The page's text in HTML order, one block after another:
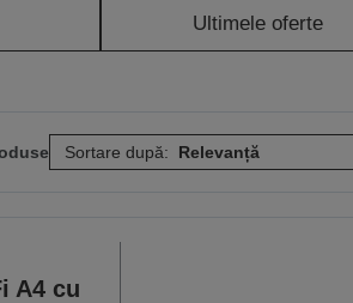
Ultimele oferte
Sortare după:
A4 cu